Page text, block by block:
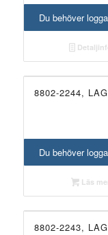
Du behöver
8802-2244,
Du behöver
Läs
8802-2243,